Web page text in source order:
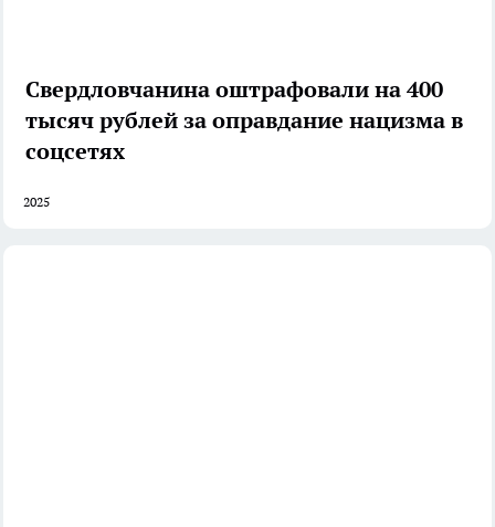
Свердловчанина оштрафовали на 400
тысяч рублей за оправдание нацизма в
соцсетях
2025